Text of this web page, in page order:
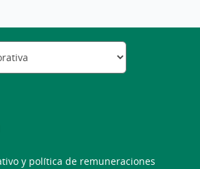
y política de remuneraciones